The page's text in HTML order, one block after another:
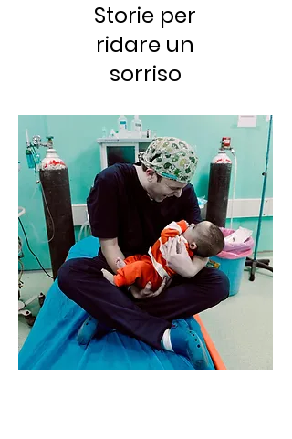
Storie per
ridare un
sorriso